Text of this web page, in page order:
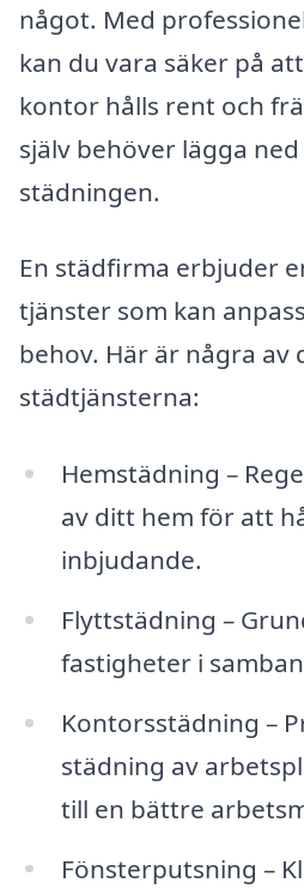
något. Med
kan du vara säker på
kontor hålls rent och
själv behöver lägga
städningen.
En städfirma erbjuder
tjänster som kan
behov. Här är några av
städtjänsterna:
Hemstädning –
av ditt hem för att
inbjudande.
Flyttstädning –
fastigheter i
Kontorsstädning –
städning av
till en bättre
Fönsterputsning –